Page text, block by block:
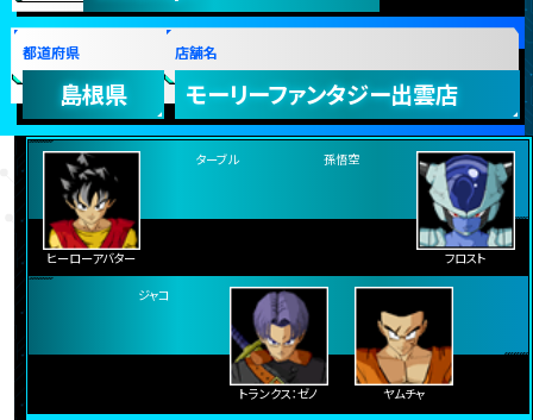
スコア 605168pt
都道府県
島根県
店舗名
モーリーファンタジー出雲店
ターブル 孫悟空 フロスト